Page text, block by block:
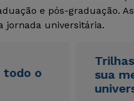
e pós-graduação.
jornada universitária.
todo o
sua